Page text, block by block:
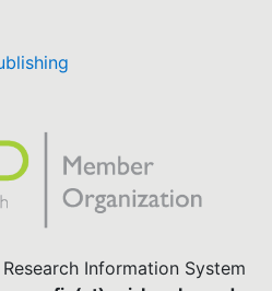
Information System